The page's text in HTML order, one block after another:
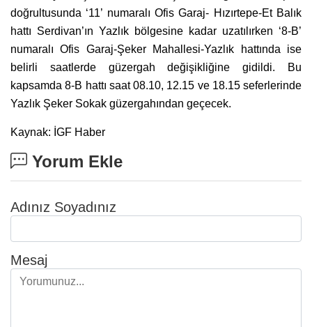
doğrultusunda ‘11’ numaralı Ofis Garaj- Hızırtepe-Et Balık
hattı Serdivan’ın Yazlık bölgesine kadar uzatılırken ‘8-B’
numaralı Ofis Garaj-Şeker Mahallesi-Yazlık hattında ise
belirli saatlerde güzergah değişikliğine gidildi. Bu
kapsamda 8-B hattı saat 08.10, 12.15 ve 18.15 seferlerinde
Yazlık Şeker Sokak güzergahından geçecek.
Kaynak: İGF Haber
Yorum Ekle
Adınız Soyadınız
Mesaj